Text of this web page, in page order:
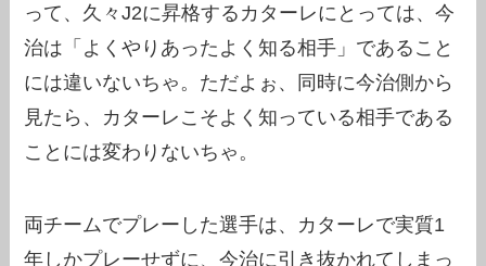
って、久々J2に昇格するカターレにとっては、今
治は「よくやりあったよく知る相手」であること
には違いないちゃ。ただよぉ、同時に今治側から
見たら、カターレこそよく知っている相手である
ことには変わりないちゃ。
両チームでプレーした選手は、カターレで実質1
年しかプレーせずに、今治に引き抜かれてしまっ